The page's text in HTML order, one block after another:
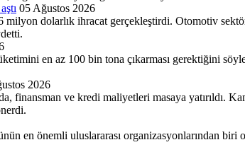
05 Ağustos 2026
dolarlık ih­racat gerçekleştirdi. Otomotiv
en az 100 bin tona çıkarması gerektiğini
2026
finansman ve kredi maliyetleri masaya yatırıldı.
en önemli ulus­lararası organizasyonların­dan